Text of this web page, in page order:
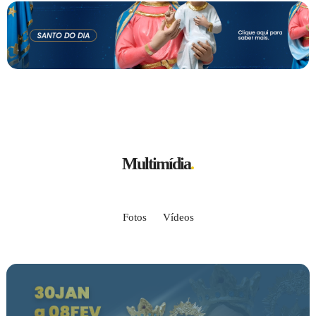
Multimídia.
Fotos Vídeos